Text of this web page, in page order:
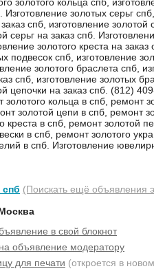
Изготовление золотых серьг
спб, изготовление золотой
серьг на заказ спб.
золотого креста на заказ
подвесок спб, изготовление
золотого браслета спб,
спб, изготовление золотых
цепочки на заказ спб. (812)
золотого кольца в спб, ремонт
золотой цепи в спб, ремонт
креста в спб, ремонт золотой
в спб, ремонт золотого
в спб. Изготовление
спб (Поискать ещё объявления
в свой блокнот
объявление модератору
для печати (откроется в